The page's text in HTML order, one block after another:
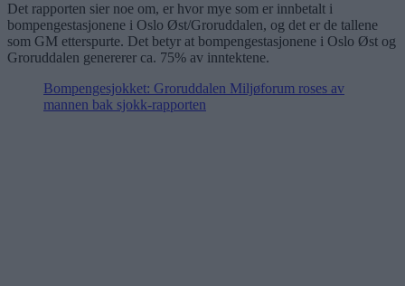
Det rapporten sier noe om, er hvor mye som er innbetalt i
bompengestasjonene i Oslo Øst/Groruddalen, og det er de tallene
som GM etterspurte. Det betyr at bompengestasjonene i Oslo Øst og
Groruddalen genererer ca. 75% av inntektene.
Bompengesjokket: Groruddalen Miljøforum roses av
mannen bak sjokk-rapporten